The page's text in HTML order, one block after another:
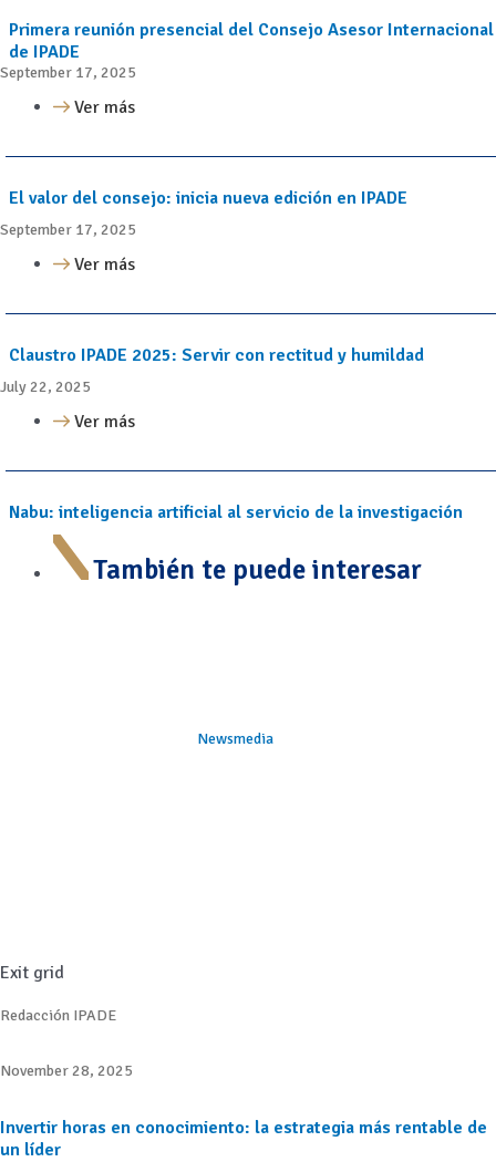
Primera reunión presencial del Consejo Asesor Internacional
de IPADE
September 17, 2025
Ver más
El valor del consejo: inicia nueva edición en IPADE
September 17, 2025
Ver más
Claustro IPADE 2025: Servir con rectitud y humildad
July 22, 2025
Ver más
Nabu: inteligencia artificial al servicio de la investigación
También te puede interesar
Newsmedia
Exit grid
Redacción IPADE
November 28, 2025
Invertir horas en conocimiento: la estrategia más rentable de
un líder